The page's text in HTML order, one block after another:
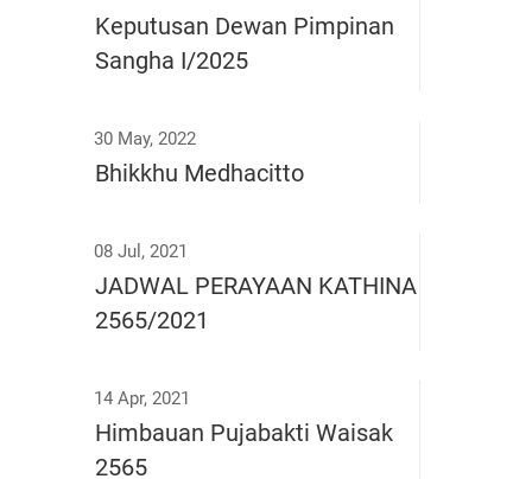
Keputusan Dewan Pimpinan
Sangha I/2025
30 May, 2022
Bhikkhu Medhacitto
08 Jul, 2021
JADWAL PERAYAAN KATHINA
2565/2021
14 Apr, 2021
Himbauan Pujabakti Waisak
2565